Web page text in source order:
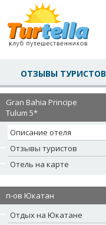
ОТЗЫВЫ ТУРИСТОВ
Gran Bahia Principe
Tulum 5*
Описание отеля
Отзывы туристов
Отель на карте
п-ов Юкатан
Отдых на Юкатане